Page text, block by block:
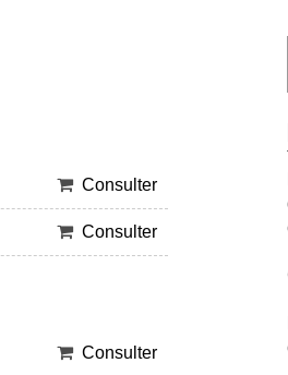
Consulter
Consulter
Consulter